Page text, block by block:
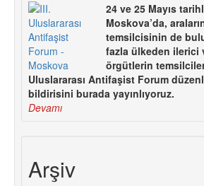
24 ve 25 Mayıs
Moskova’da,
temsilcisinin de
fazla ülkeden ilerici
örgütlerin
Uluslararası Antifaşist Forum
bildirisini burada yayınlıyoruz.
Devamı
Arşiv